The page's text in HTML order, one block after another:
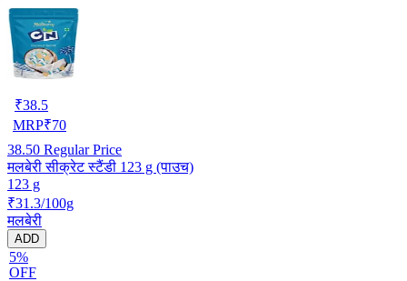
₹38.5
MRP₹70
38.50 Regular Price
मलबेरी सीक्रेट स्टैंडी 123 g (पाउच)
123 g
₹31.3/100g
मलबेरी
ADD
5%
OFF